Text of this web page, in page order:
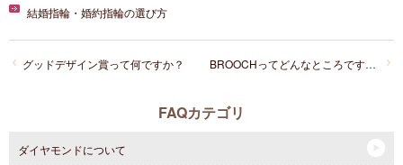
結婚指輪・婚約指輪の選び方
BROOCHってどんなところですか？
グッドデザイン賞って何ですか？
FAQカテゴリ
ダイヤモンドについて